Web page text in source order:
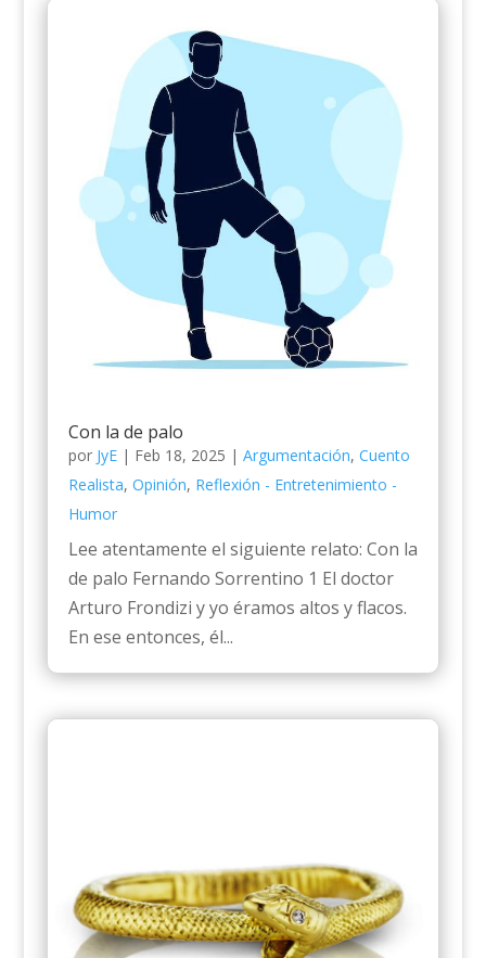
Con la de palo
por JyE| Feb 18, 2025 | Argumentación, Cuento
Realista, Opinión, Reflexión - Entretenimiento -
Humor
Lee atentamente el siguiente relato: Con la
de palo Fernando Sorrentino 1 El doctor
Arturo Frondizi y yo éramos altos y flacos.
En ese entonces, él...